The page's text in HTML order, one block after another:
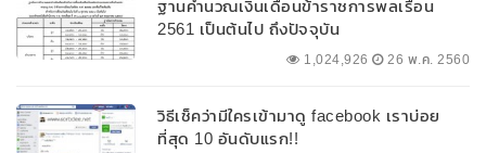
ฐานคำนวณเงินเดือนข้าราชการพลเรือน
2561 เป็นต้นไป ถึงปัจจุบัน
1,024,926 26 พ.ค. 2560
วิธีเช็คว่ามีใครเข้ามาดู facebook เราบ่อย
ที่สุด 10 อันดับแรก!!